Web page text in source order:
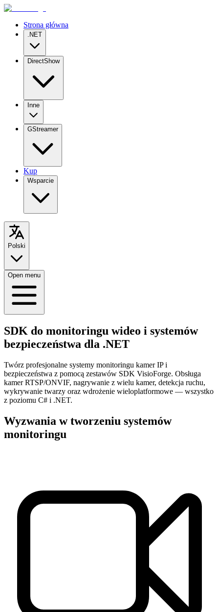
Strona główna
.NET
DirectShow
Inne
GStreamer
Kup
Wsparcie
Polski
Open menu
SDK do monitoringu wideo i systemów
bezpieczeństwa dla .NET
Twórz profesjonalne systemy monitoringu kamer IP i
bezpieczeństwa z pomocą zestawów SDK VisioForge. Obsługa
kamer RTSP/ONVIF, nagrywanie z wielu kamer, detekcja ruchu,
wykrywanie twarzy oraz wdrożenie wieloplatformowe — wszystko
z poziomu C# i .NET.
Wyzwania w tworzeniu systemów
monitoringu